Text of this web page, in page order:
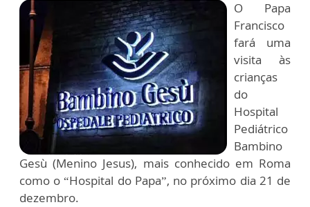
O Papa
Francisco
fará uma
visita às
crianças
do
Hospital
Pediátrico
Bambino
Gesù (Menino Jesus), mais conhecido em Roma
como o “Hospital do Papa”, no próximo dia 21 de
dezembro.